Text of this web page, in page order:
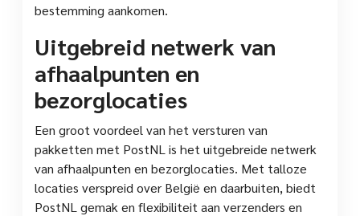
bestemming aankomen.
Uitgebreid netwerk van
afhaalpunten en
bezorglocaties
Een groot voordeel van het versturen van
pakketten met PostNL is het uitgebreide netwerk
van afhaalpunten en bezorglocaties. Met talloze
locaties verspreid over België en daarbuiten, biedt
PostNL gemak en flexibiliteit aan verzenders en